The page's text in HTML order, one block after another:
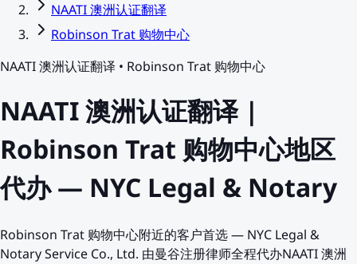
NAATI 澳洲认证翻译
Robinson Trat 购物中心
NAATI 澳洲认证翻译 • Robinson Trat 购物中心
NAATI 澳洲认证翻译 |
Robinson Trat 购物中心地区
代办 — NYC Legal & Notary
Robinson Trat 购物中心附近的客户首选 — NYC Legal &
Notary Service Co., Ltd. 由曼谷注册律师全程代办NAATI 澳洲